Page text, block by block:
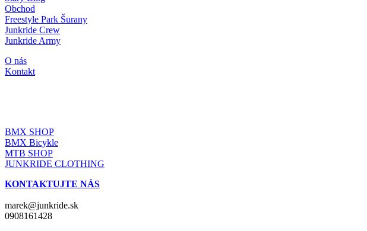
Obchod
Freestyle Park Šurany
Junkride Crew
Junkride Army
O nás
Kontakt
BMX SHOP
BMX Bicykle
MTB SHOP
JUNKRIDE CLOTHING
KONTAKTUJTE NÁS
marek@junkride.sk
0908161428